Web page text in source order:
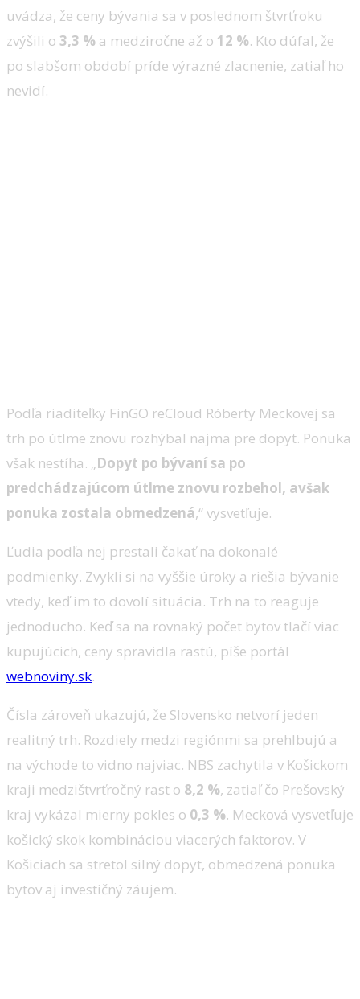
uvádza, že ceny bývania sa v poslednom štvrťroku
zvýšili o 3,3 % a medziročne až o 12 %. Kto dúfal, že
po slabšom období príde výrazné zlacnenie, zatiaľ ho
nevidí.
Podľa riaditeľky FinGO reCloud Róberty Meckovej sa
trh po útlme znovu rozhýbal najmä pre dopyt. Ponuka
však nestíha. „Dopyt po bývaní sa po
predchádzajúcom útlme znovu rozbehol, avšak
ponuka zostala obmedzená,“ vysvetľuje.
Ľudia podľa nej prestali čakať na dokonalé
podmienky. Zvykli si na vyššie úroky a riešia bývanie
vtedy, keď im to dovolí situácia. Trh na to reaguje
jednoducho. Keď sa na rovnaký počet bytov tlačí viac
kupujúcich, ceny spravidla rastú, píše portál
webnoviny.sk.
Čísla zároveň ukazujú, že Slovensko netvorí jeden
realitný trh. Rozdiely medzi regiónmi sa prehlbujú a
na východe to vidno najviac. NBS zachytila v Košickom
kraji medzištvrťročný rast o 8,2 %, zatiaľ čo Prešovský
kraj vykázal mierny pokles o 0,3 %. Mecková vysvetľuje
košický skok kombináciou viacerých faktorov. V
Košiciach sa stretol silný dopyt, obmedzená ponuka
bytov aj investičný záujem.